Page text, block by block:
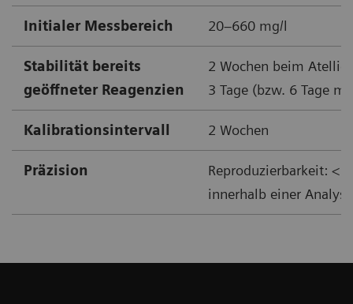
Initialer Messbereich 20–660 mg/l
Stabilität bereits
geöffneter Reagenzien
2 Wochen beim
3 Tage (bzw. 6 Tage
Kalibrationsintervall 2 Wochen
Präzision
Reproduzierbarkeit: <
innerhalb einer